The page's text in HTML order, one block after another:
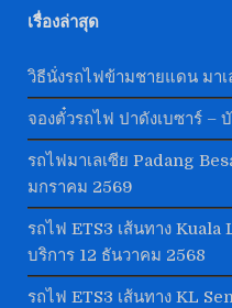
เรื่องล่าสุด
วิธีนั่งรถไฟข้ามชายแดน มาเ
จองตั๋วรถไฟ ปาดังเบซาร์ –
รถไฟมาเลเซีย Padang
มกราคม 2569
รถไฟ ETS3 เส้นทาง
บริการ 12 ธันวาคม 2568
รถไฟ ETS3 เส้นทาง KL